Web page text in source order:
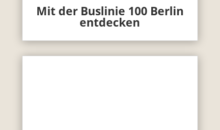
Mit der Buslinie 100 Berlin
entdecken